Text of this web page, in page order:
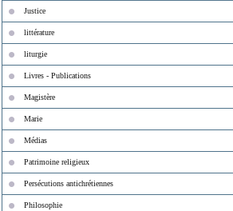
Justice
littérature
liturgie
Livres - Publications
Magistère
Marie
Médias
Patrimoine religieux
Persécutions antichrétiennes
Philosophie